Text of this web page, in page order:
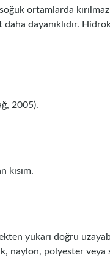
ortamlarda
dayanıklıdır.
2005).
kısım.
yukarı doğru
naylon, polyester veya